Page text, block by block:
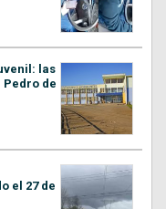
las
Pedro de
el 27 de